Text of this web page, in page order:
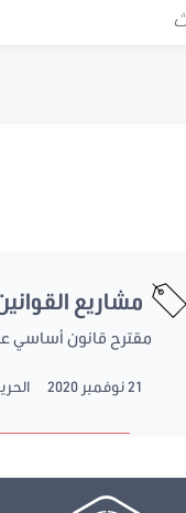
مشاريع
مقترح قانون أساسي عدد 2018/71 يتعلق بمجلة الحقوق والحريات
21 نوفمبر 2020